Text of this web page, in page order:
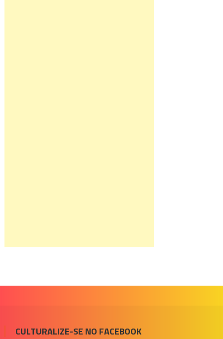
CULTURALIZE-SE NO FACEBOOK